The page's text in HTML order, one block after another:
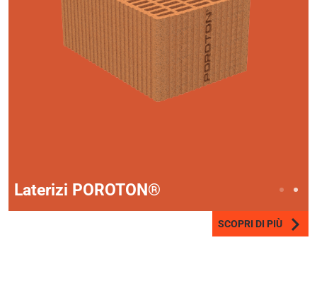
Laterizi POROTON®
SCOPRI DI PIÙ